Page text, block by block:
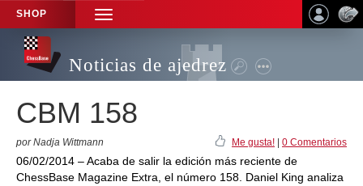
SHOP
TOGGLE
NAVIGATION
Noticias de ajedrez
CBM 158
por Nadja Wittmann Me gusta! 0 Comentarios
06/02/2014 – Acaba de salir la edición más reciente de
ChessBase Magazine Extra, el número 158. Daniel King analiza